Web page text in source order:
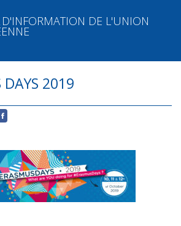
D'INFORMATION DE L'UNION
DAYS 2019